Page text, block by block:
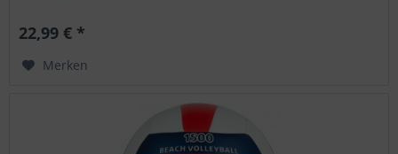
22,99 € *
Merken